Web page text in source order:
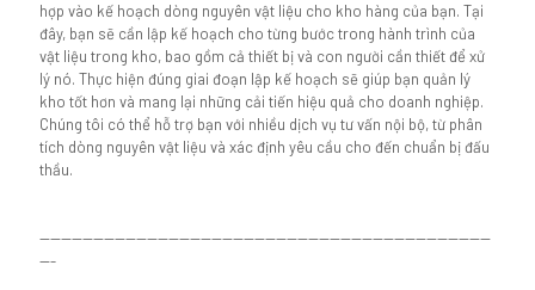
hợp vào kế hoạch dòng nguyên vật liệu cho kho hàng của bạn. Tại
đây, bạn sẽ cần lập kế hoạch cho từng bước trong hành trình của
vật liệu trong kho, bao gồm cả thiết bị và con người cần thiết để xử
lý nó. Thực hiện đúng giai đoạn lập kế hoạch sẽ giúp bạn quản lý
kho tốt hơn và mang lại những cải tiến hiệu quả cho doanh nghiệp.
Chúng tôi có thể hỗ trợ bạn với nhiều dịch vụ tư vấn nội bộ, từ phân
tích dòng nguyên vật liệu và xác định yêu cầu cho đến chuẩn bị đấu
thầu.
------------------------------------------------------------------------------------
---